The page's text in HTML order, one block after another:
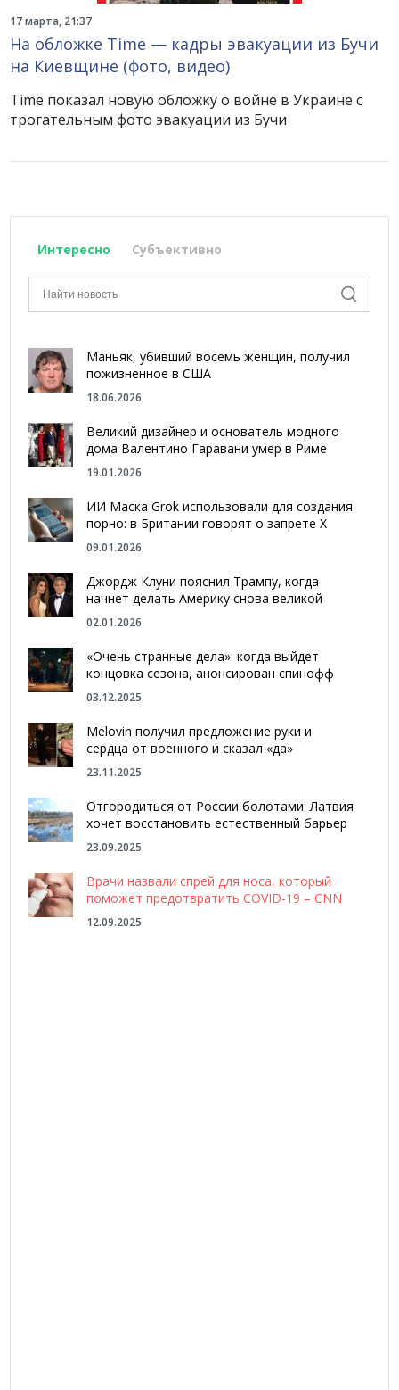
17 марта, 21:37
На обложке Time — кадры эвакуации из Бучи
на Киевщине (фото, видео)
Time показал новую обложку о войне в Украине с
трогательным фото эвакуации из Бучи
Интересно Субъективно
Маньяк, убивший восемь женщин, получил
пожизненное в США
18.06.2026
Великий дизайнер и основатель модного
дома Валентино Гаравани умер в Риме
19.01.2026
ИИ Маска Grok использовали для создания
порно: в Британии говорят о запрете Х
09.01.2026
Джордж Клуни пояснил Трампу, когда
начнет делать Америку снова великой
02.01.2026
«Очень странные дела»: когда выйдет
концовка сезона, анонсирован спинофф
03.12.2025
Melovin получил предложение руки и
сердца от военного и сказал «да»
23.11.2025
Отгородиться от России болотами: Латвия
хочет восстановить естественный барьер
23.09.2025
Врачи назвали спрей для носа, который
поможет предотвратить COVID-19 – CNN
12.09.2025